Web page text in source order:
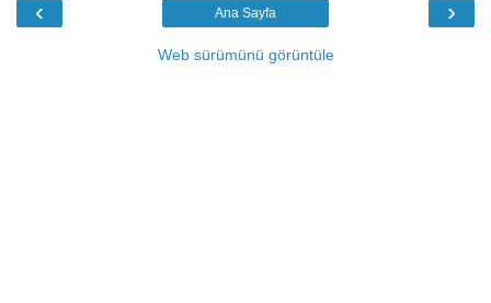
‹ ›
Ana Sayfa
Web sürümünü görüntüle